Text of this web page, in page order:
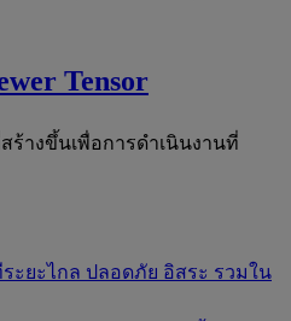
Tensor
ร้างขึ้นเพื่อการดำเนินงานที่
ะยะไกล ปลอดภัย อิสระ รวมใน